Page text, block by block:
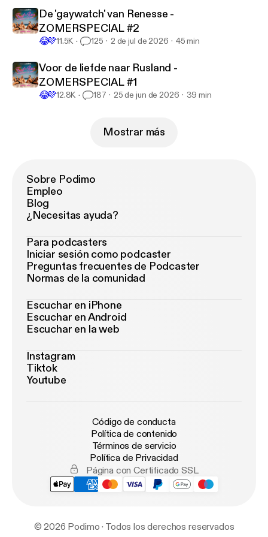
De 'gaywatch' van Renesse -
ZOMERSPECIAL #2
😂💜11.5K 125 2 de jul de 2026 45 min
Voor de liefde naar Rusland -
ZOMERSPECIAL #1
😂💜12.8K 187 25 de jun de 2026 39 min
Mostrar más
Sobre Podimo
Empleo
Blog
¿Necesitas ayuda?
Para podcasters
Iniciar sesión como podcaster
Preguntas frecuentes de Podcaster
Normas de la comunidad
Escuchar en iPhone
Escuchar en Android
Escuchar en la web
Instagram
Tiktok
Youtube
Código de conducta
Política de contenido
Términos de servicio
Política de Privacidad
Página con Certificado SSL
© 2026 Podimo · Todos los derechos reservados